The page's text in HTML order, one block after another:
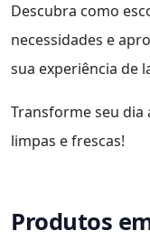
Descubra como
necessidades e
sua experiência de
Transforme seu
limpas e frescas!
Produtos